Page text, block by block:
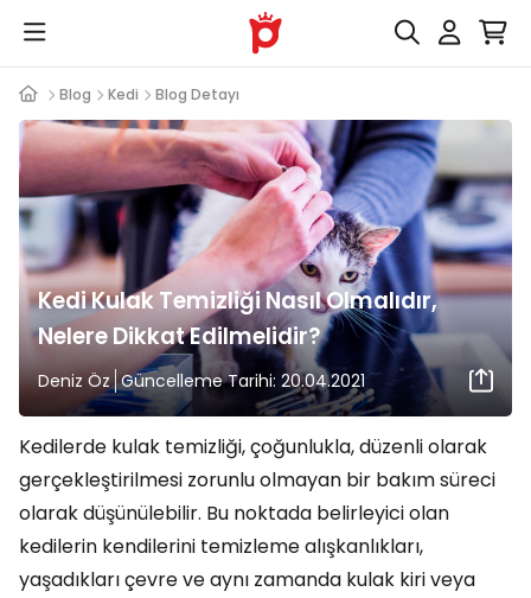
Blog Kedi Blog Detayı
Kedi Kulak Temizliği Nasıl Olmalıdır,
Nelere Dikkat Edilmelidir?
Deniz Öz Güncelleme Tarihi: 20.04.2021
Kedilerde kulak temizliği, çoğunlukla, düzenli olarak
gerçekleştirilmesi zorunlu olmayan bir bakım süreci
olarak düşünülebilir. Bu noktada belirleyici olan
kedilerin kendilerini temizleme alışkanlıkları,
yaşadıkları çevre ve aynı zamanda kulak kiri veya